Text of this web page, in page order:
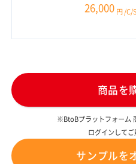
26,000 円 /C/S
商品を
※BtoBプラットフォーム
ログインしてご
サンプルを